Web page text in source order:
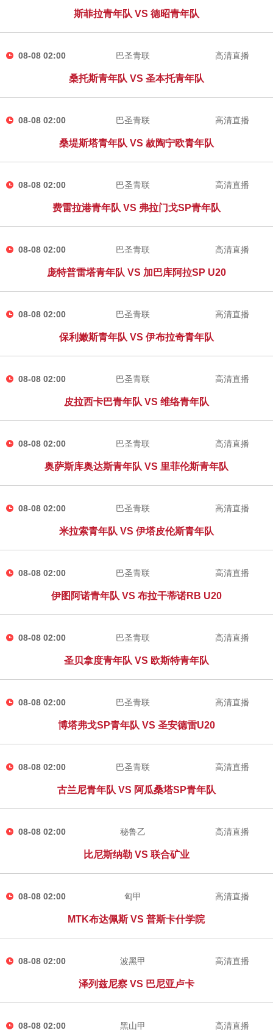
斯菲拉青年队 VS 德昭青年队
08-08 02:00 巴圣青联
桑托斯青年队 VS 圣本托青年队
高清直播
08-08 02:00 巴圣青联
桑堤斯塔青年队 VS 赦陶宁欧青年队
高清直播
08-08 02:00 巴圣青联
费雷拉港青年队 VS 弗拉门戈SP青年队
高清直播
08-08 02:00 巴圣青联
庞特普雷塔青年队 VS 加巴库阿拉SP U20
高清直播
08-08 02:00 巴圣青联
保利嫩斯青年队 VS 伊布拉奇青年队
高清直播
08-08 02:00 巴圣青联
皮拉西卡巴青年队 VS 维络青年队
高清直播
08-08 02:00 巴圣青联
奥萨斯库奥达斯青年队 VS 里菲伦斯青年队
高清直播
08-08 02:00 巴圣青联
米拉索青年队 VS 伊塔皮伦斯青年队
高清直播
08-08 02:00 巴圣青联
伊图阿诺青年队 VS 布拉干蒂诺RB U20
高清直播
08-08 02:00 巴圣青联
圣贝拿度青年队 VS 欧斯特青年队
高清直播
08-08 02:00 巴圣青联
博塔弗戈SP青年队 VS 圣安德雷U20
高清直播
08-08 02:00 巴圣青联
古兰尼青年队 VS 阿瓜桑塔SP青年队
高清直播
08-08 02:00 秘鲁乙
比尼斯纳勒 VS 联合矿业
高清直播
08-08 02:00 匈甲
MTK布达佩斯 VS 普斯卡什学院
高清直播
08-08 02:00 波黑甲
泽列兹尼察 VS 巴尼亚卢卡
高清直播
08-08 02:00 黑山甲 高清直播